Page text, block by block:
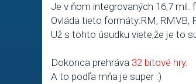
Je v ňom integrovaných 16,7 mil.
Ovláda tieto formáty:RM, RMVB,
Už s tohto úsudku viete,že je to
Dokonca prehráva 32 bitové hry.
A to podľa mňa je super :)